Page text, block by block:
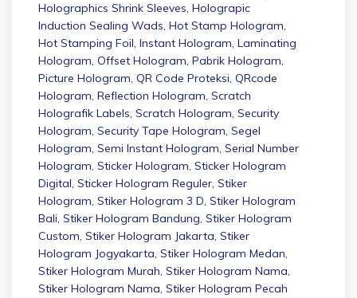
Holographics Shrink Sleeves, Holograpic
Induction Sealing Wads, Hot Stamp Hologram,
Hot Stamping Foil, Instant Hologram, Laminating
Hologram, Offset Hologram, Pabrik Hologram,
Picture Hologram, QR Code Proteksi, QRcode
Hologram, Reflection Hologram, Scratch
Holografik Labels, Scratch Hologram, Security
Hologram, Security Tape Hologram, Segel
Hologram, Semi Instant Hologram, Serial Number
Hologram, Sticker Hologram, Sticker Hologram
Digital, Sticker Hologram Reguler, Stiker
Hologram, Stiker Hologram 3 D, Stiker Hologram
Bali, Stiker Hologram Bandung, Stiker Hologram
Custom, Stiker Hologram Jakarta, Stiker
Hologram Jogyakarta, Stiker Hologram Medan,
Stiker Hologram Murah, Stiker Hologram Nama,
Stiker Hologram Nama, Stiker Hologram Pecah